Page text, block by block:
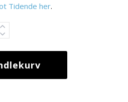
Tidende her.